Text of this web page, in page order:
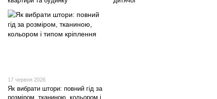
17 червня 2026
Як вибрати штори: повний гід за
розміром, тканиною, кольором і